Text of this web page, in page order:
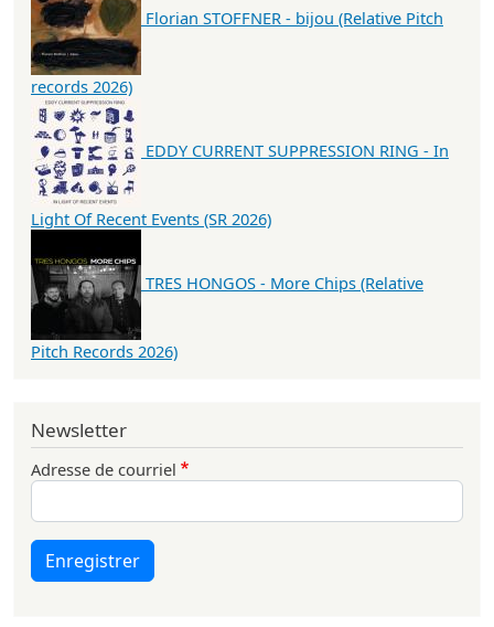
Florian STOFFNER - bijou (Relative Pitch
records 2026)
EDDY CURRENT SUPPRESSION RING - In
Light Of Recent Events (SR 2026)
TRES HONGOS - More Chips (Relative
Pitch Records 2026)
Newsletter
Adresse de courriel
Enregistrer